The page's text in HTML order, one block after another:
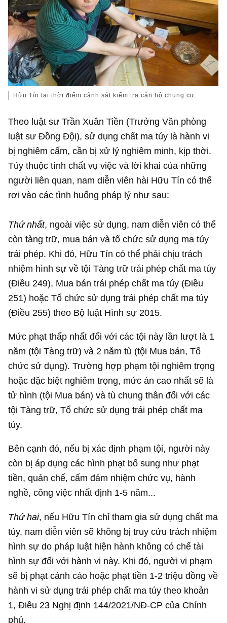
Hữu Tín tại thời điểm cảnh sát kiểm tra căn hộ chung cư.
Theo luật sư Trần Xuân Tiền (Trưởng Văn phòng
luật sư Đồng Đội), sử dụng chất ma túy là hành vi
bị nghiêm cấm, cần bị xử lý nghiêm minh, kịp thời.
Tùy thuộc tính chất vụ việc và lời khai của những
người liên quan, nam diễn viên hài Hữu Tín có thể
rơi vào các tình huống pháp lý như sau:
Thứ nhất, ngoài việc sử dụng, nam diễn viên có thể
còn tàng trữ, mua bán và tổ chức sử dụng ma túy
trái phép. Khi đó, Hữu Tín có thể phải chịu trách
nhiệm hình sự về tội Tàng trữ trái phép chất ma túy
(Điều 249), Mua bán trái phép chất ma túy (Điều
251) hoặc Tổ chức sử dụng trái phép chất ma túy
(Điều 255) theo Bộ luật Hình sự 2015.
Mức phạt thấp nhất đối với các tội này lần lượt là 1
năm (tội Tàng trữ) và 2 năm tù (tội Mua bán, Tổ
chức sử dụng). Trường hợp phạm tội nghiêm trọng
hoặc đặc biệt nghiêm trọng, mức án cao nhất sẽ là
tử hình (tội Mua bán) và tù chung thân đối với các
tội Tàng trữ, Tổ chức sử dụng trái phép chất ma
túy.
Bên cạnh đó, nếu bị xác định phạm tội, người này
còn bị áp dụng các hình phạt bổ sung như phạt
tiền, quản chế, cấm đảm nhiệm chức vụ, hành
nghề, công việc nhất định 1-5 năm...
Thứ hai, nếu Hữu Tín chỉ tham gia sử dụng chất ma
túy, nam diễn viên sẽ không bị truy cứu trách nhiệm
hình sự do pháp luật hiện hành không có chế tài
hình sự đối với hành vi này. Khi đó, người vi phạm
sẽ bị phạt cảnh cáo hoặc phạt tiền 1-2 triệu đồng về
hành vi sử dụng trái phép chất ma túy theo khoản
1, Điều 23 Nghị định 144/2021/NĐ-CP của Chính
phủ.